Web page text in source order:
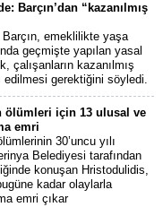
Barçın’dan “kazanılmış
emeklilikte yaşa
geçmişte yapılan yasal
çalışanların kazanılmış
edilmesi gerektiğini söyledi.
ölümleri için 13 ulusal ve
emri
30’uncu yılı
Belediyesi tarafından
konuşan Hristodulidis,
kadar olaylarla
emri çıkar